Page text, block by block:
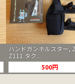
ハンドガンホルスター,
Z111 タク...
500円